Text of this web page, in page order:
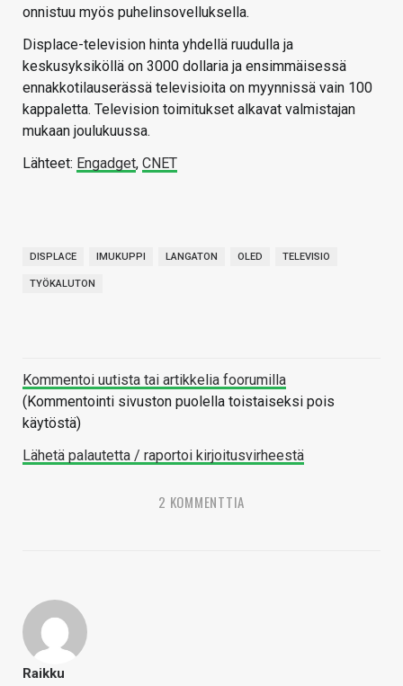
onnistuu myös puhelinsovelluksella.
Displace-television hinta yhdellä ruudulla ja
keskusyksiköllä on 3000 dollaria ja ensimmäisessä
ennakkotilauserässä televisioita on myynnissä vain 100
kappaletta. Television toimitukset alkavat valmistajan
mukaan joulukuussa.
Lähteet: Engadget, CNET
DISPLACE IMUKUPPI LANGATON OLED TELEVISIO
TYÖKALUTON
Kommentoi uutista tai artikkelia foorumilla
(Kommentointi sivuston puolella toistaiseksi pois
käytöstä)
Lähetä palautetta / raportoi kirjoitusvirheestä
2 KOMMENTTIA
Raikku